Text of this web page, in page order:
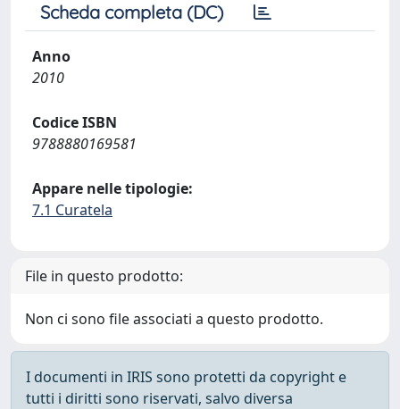
Scheda completa (DC)
Anno
2010
Codice ISBN
9788880169581
Appare nelle tipologie:
7.1 Curatela
File in questo prodotto:
Non ci sono file associati a questo prodotto.
I documenti in IRIS sono protetti da copyright e
tutti i diritti sono riservati, salvo diversa